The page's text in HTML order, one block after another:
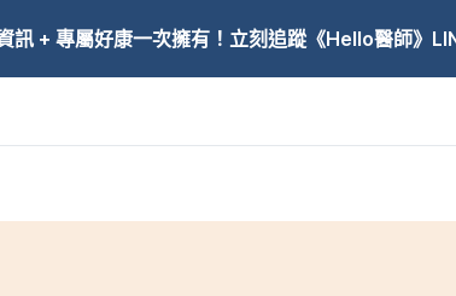
訊 + 專屬好康一次擁有！立刻追蹤《Hello醫師》